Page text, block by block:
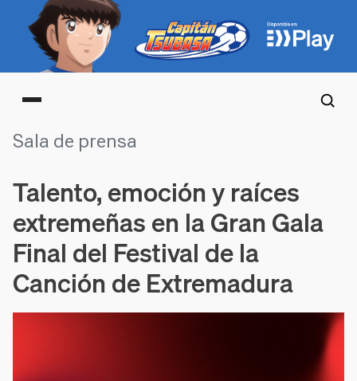
Main menu
Sala de prensa
Talento, emoción y raíces
extremeñas en la Gran Gala
Final del Festival de la
Canción de Extremadura